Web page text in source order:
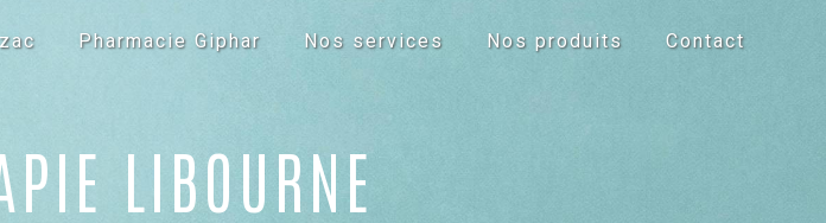
Pharmacie Giphar Nos services Nos produits Contact
LIBOURNE